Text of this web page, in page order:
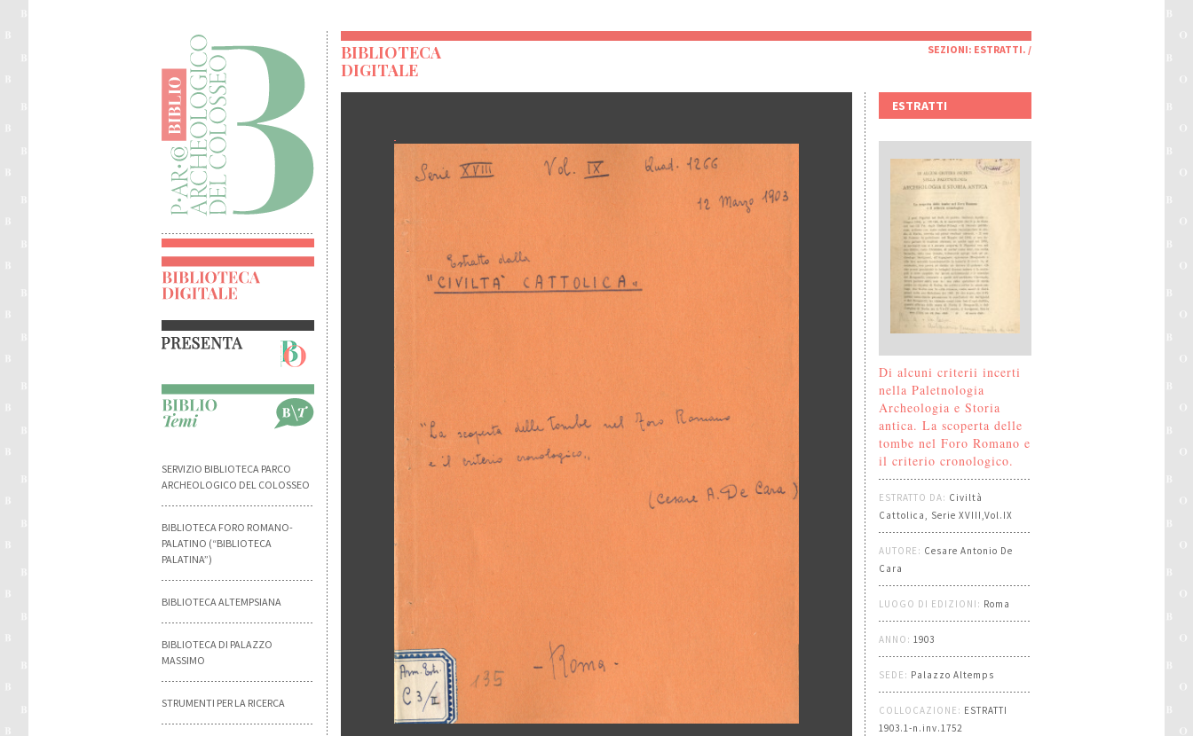
SERVIZIO BIBLIOTECA PARCO
ARCHEOLOGICO DEL COLOSSEO
BIBLIOTECA FORO ROMANO-
PALATINO (“BIBLIOTECA
PALATINA”)
BIBLIOTECA ALTEMPSIANA
BIBLIOTECA DI PALAZZO
MASSIMO
STRUMENTI PER LA RICERCA
BIBLIOTECA
DIGITALE
SEZIONI: ESTRATTI. /
ESTRATTI
Di alcuni criterii incerti
nella Paletnologia
Archeologia e Storia
antica. La scoperta delle
tombe nel Foro Romano e
il criterio cronologico.
ESTRATTO DA: Civiltà
Cattolica, Serie XVIII,Vol.IX
AUTORE: Cesare Antonio De
Cara
LUOGO DI EDIZIONI: Roma
ANNO: 1903
SEDE: Palazzo Altemps
COLLOCAZIONE: ESTRATTI
1903.1-n.inv.1752